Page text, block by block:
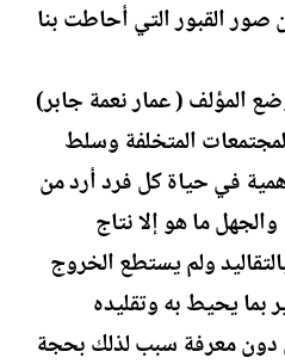
صور القبور التي أحاطت بنا
المؤلف ( عمار نعمة جابر)
المتخلفة وسلط
في حياة كل فرد أرد من
ما هو إلا نتاج
ولم يستطع الخروج
بما يحيط به وتقليده
دون معرفة سبب لذلك بحجة